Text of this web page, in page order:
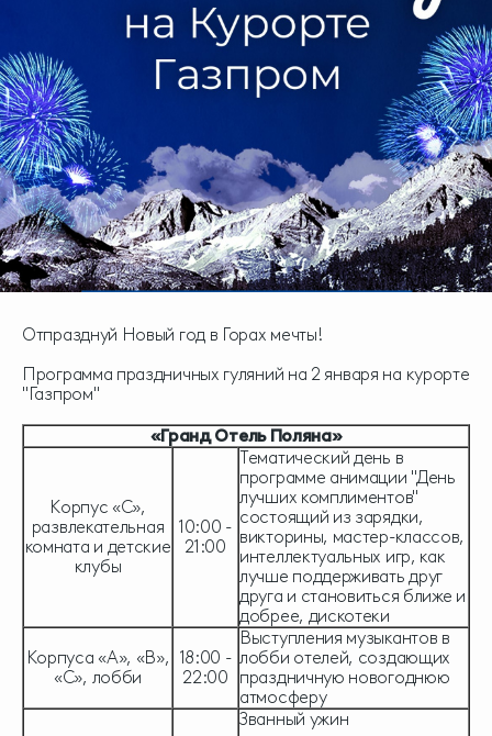
Отпразднуй Новый год в Горах мечты!
Программа праздничных гуляний на 2 января на курорте
"Газпром"
«Гранд Отель Поляна»
Корпус «С»,
развлекательная
комната и детские
клубы
10:00 -
21:00
Тематический день в
программе анимации "День
лучших комплиментов"
состоящий из зарядки,
викторины, мастер-классов,
интеллектуальных игр, как
лучше поддерживать друг
друга и становиться ближе и
добрее, дискотеки
Корпуса «А», «В»,
«С», лобби
18:00 -
22:00
Выступления музыкантов в
лобби отелей, создающих
праздничную новогоднюю
атмосферу
Званный ужин